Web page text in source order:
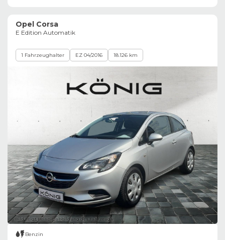
Opel Corsa
E Edition Automatik
1 Fahrzeughalter EZ 04/2016 18.126 km
Bild zeigt Beispielabbildung des Fahrzeugs
Benzin